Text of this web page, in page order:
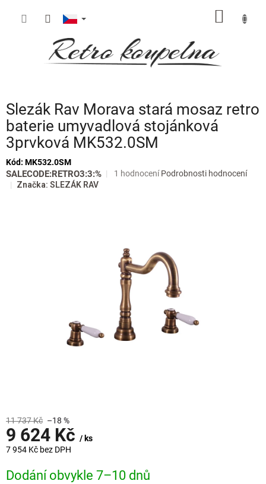
Slezák Rav Morava stará mosaz retro
baterie umyvadlová stojánková
3prvková MK532.0SM
Kód: MK532.0SM
SALECODE:RETRO3:3:%
Průměrné
hvězdiček.
1 hodnocení Podrobnosti hodnocení
Značka: SLEZÁK RAV
11 737 Kč –18 %
9 624 Kč / ks
7 954 Kč bez DPH
cena:
Dodání obvykle 7–10 dnů